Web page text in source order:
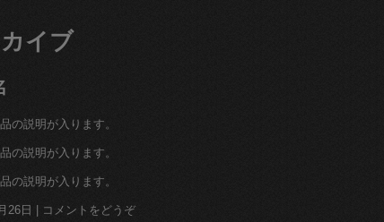
イブ
の説明が入ります。
の説明が入ります。
の説明が入ります。
26日 | コメントをどうぞ